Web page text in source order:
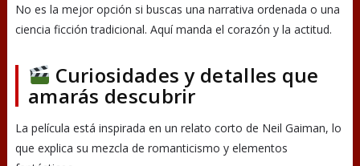
No es la mejor opción si buscas una narrativa ordenada o una
ciencia ficción tradicional. Aquí manda el corazón y la actitud.
Curiosidades y detalles que
amarás descubrir
La película está inspirada en un relato corto de Neil Gaiman, lo
que explica su mezcla de romanticismo y elementos